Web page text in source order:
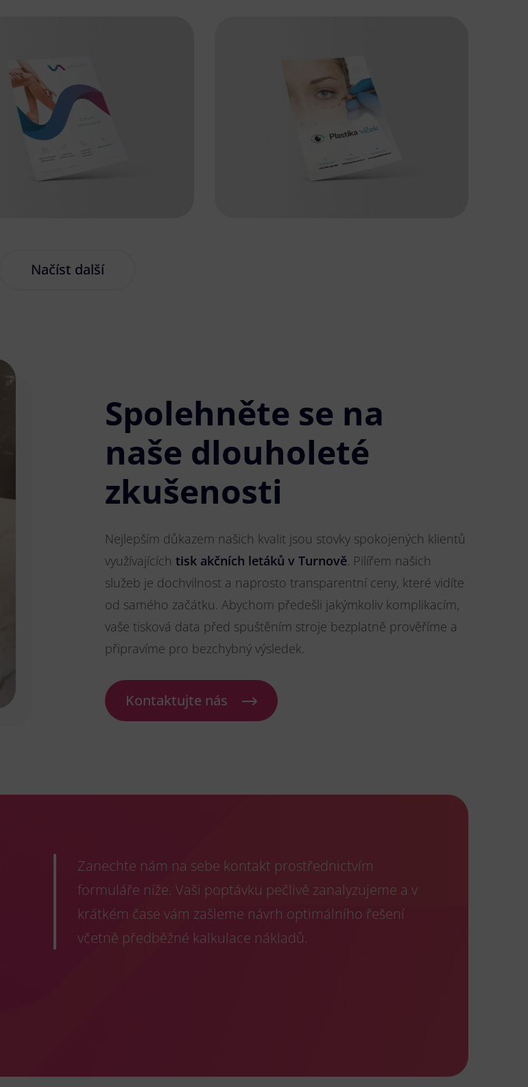
Načíst další
Spolehněte se na
naše dlouholeté
zkušenosti
Nejlepším důkazem našich kvalit jsou stovky spokojených klientů
využívajících tisk akčních letáků v Turnově. Pilířem našich
služeb je dochvilnost a naprosto transparentní ceny, které vidíte
od samého začátku. Abychom předešli jakýmkoliv komplikacím,
vaše tisková data před spuštěním stroje bezplatně prověříme a
připravíme pro bezchybný výsledek.
Kontaktujte nás
Zanechte nám na sebe kontakt prostřednictvím
formuláře níže. Vaši poptávku pečlivě zanalyzujeme a v
krátkém čase vám zašleme návrh optimálního řešení
včetně předběžné kalkulace nákladů.